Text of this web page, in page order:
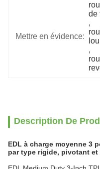
Mettre en évidence:
de
,
,
Description De
EDL à charge moyenne 3
par type rigide, pivotant et